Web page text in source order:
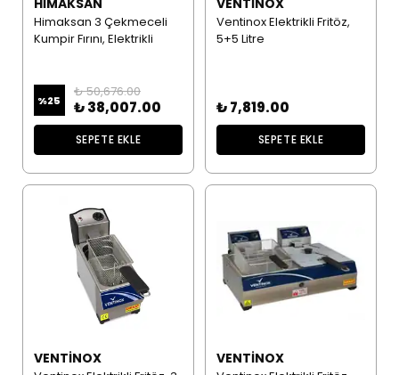
HIMAKSAN
Himaksan 3 Çekmeceli
Kumpir Fırını, Elektrikli
%25
₺ 50,676.00
₺ 38,007.00
SEPETE EKLE
VENTINOX
Ventinox Elektrikli Fritöz,
5+5 Litre
₺ 7,819.00
SEPETE EKLE
VENTINOX VENTINOX